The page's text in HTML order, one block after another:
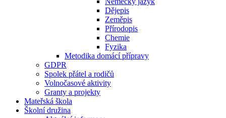
Dějepis
Zeměpis
Přírodopis
Chemie
Fyzika
Metodika domácí přípravy
GDPR
Spolek přátel a rodičů
Volnočasové aktivity
Granty a projekty
Mateřská škola
Školní družina